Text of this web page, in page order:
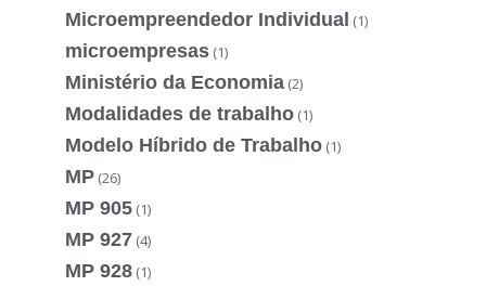
Microempreendedor Individual (1)
microempresas (1)
Ministério da Economia (2)
Modalidades de trabalho (1)
Modelo Híbrido de Trabalho (1)
MP (26)
MP 905 (1)
MP 927 (4)
MP 928 (1)